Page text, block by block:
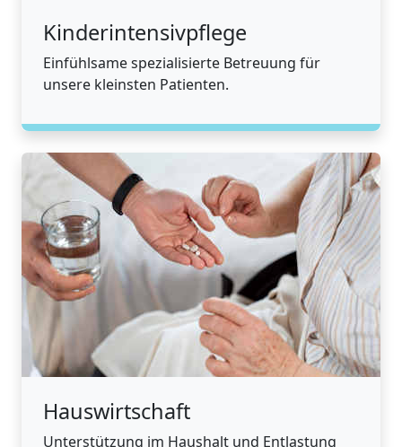
Kinderintensivpflege
Einfühlsame spezialisierte Betreuung für
unsere kleinsten Patienten.
Hauswirtschaft
Unterstützung im Haushalt und Entlastung